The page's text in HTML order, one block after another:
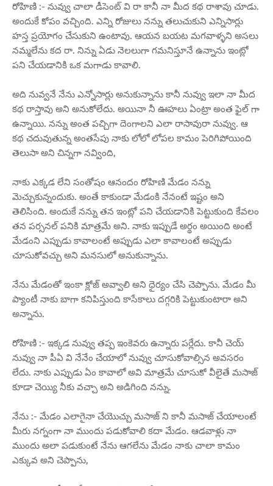
రోహిణి :- నువ్వు చాలా డీసెంట్ వి రా కానీ నా మీద కథ రాశావు చూడు.
అందుకే కోపం వచ్చింది. ఎన్ని రోజులు నన్ను తలుచుకుని ఎన్నిసార్లు
హస్త ప్రయోగం చేసుకుని ఉంటావు. ఆయన బయట మగవాళ్ళని అసలు
నమ్మలేను కద రా. నిన్ను ఏడు నెలలుగా గమనిస్తూనే ఉన్నాను ఇంట్లో
పని చేయడానికి ఒక మగాడు కావాలి.
అది నువ్వనే నేను ఎన్నోసార్లు అనుకున్నాను కానీ నువ్వు ఇలా నా మీద
కథ రాస్తావు అని అనుకోలేదు. అయినా నీ ఊహలు ఏంట్రా అంత ఫైల్ గా
ఉన్నాయి. నన్ను అంత పచ్చిగా దెంగాలని ఎలా రాసావురా నువ్వు. ఆ
కథ చదువుతున్న అంతసేపు నాకు లోలో లోపల కామం పెరిగిపోయింది
తెలుసా అని చిన్నగా నవ్వింది,
నాకు ఎక్కడ లేని సంతోషం ఆనందం రోహిణి మేడం నన్ను
మెచ్చుకున్నందుకు. అంతే కాకుండా మేడంకి నేనంటే ఇష్టం అని
తెలిసింది. అందుకే నన్ను తన ఇంట్లో పని చేయడానికి పెట్టుకుంది కేవలం
తన పర్సనల్ పనికి మాత్రమే అని. నాకు ఇప్పుడే అర్థం అయింది అంటే
మేడంని ఎప్పుడు కావాలంటే అప్పుడు ఎలా కావాలంటే అప్పుడు
చూసుకోవచ్చు అని మనసులో అనుకున్నాను.
నేను మేడంతో ఇంకా క్లోజ్ అవ్వాలి అని ధైర్యం చేసి చెప్పాను. మేడం మీ
ప్యాంటీ నాకు బాగా కనిపిస్తుంది కాసేకాలు దగ్గరికి పెట్టుకుంటారా అని
అన్నాను.
రోహిణి :- ఇక్కడ నువ్వు తప్ప ఇంకెవరు ఉన్నారు పర్లేదు. కానీ చెయ్
నువ్వు నా పీఏ వి నేనేం చేయాలో నువ్వు చూసుకోవాల్సిన అవసరం
లేదు. నాకు ఎప్పుడు ఏం కావాలో అవి మాత్రమే చూసుకో వీలైతే మసాజ్
కూడా చెయ్యి నీకు వచ్చా అని అడిగింది నన్ను.
నేను :- మేడం ఎలాగైనా చేయొచ్చు మసాజ్ ని కానీ మసాజ్ చేయాలంటే
మీరు నగ్నంగా నా ముందు పడుకోవాలి కదా మేడం. ఆడవాళ్లు నా
ముందు అలా పడుకుంటే నేను ఆగలేను మేడం నాకు చాలా కామం
ఎక్కువ అని చెప్పాను,